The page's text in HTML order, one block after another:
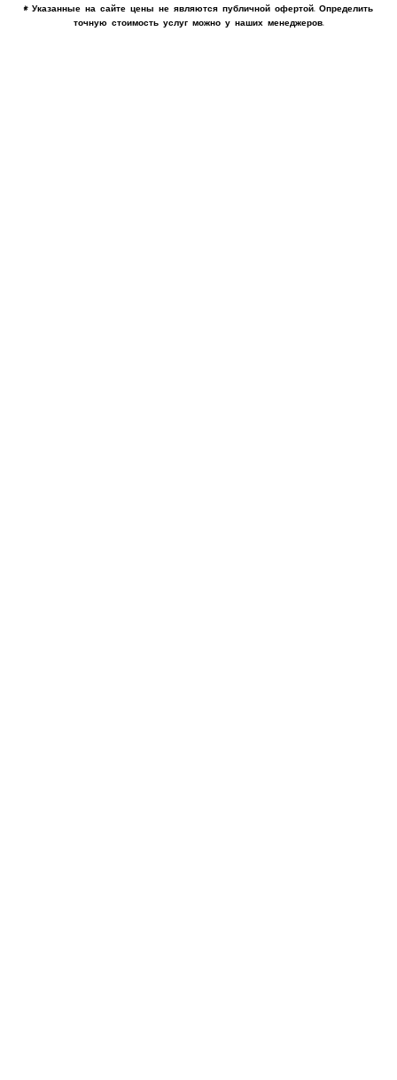
* Указанные на сайте цены не являются публичной офертой. Определить
точную стоимость услуг можно у наших менеджеров.